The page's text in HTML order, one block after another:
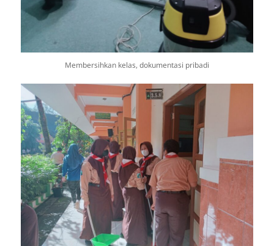
Membersihkan kelas, dokumentasi pribadi